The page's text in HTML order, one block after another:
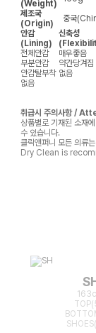
(Weight)
제조국
(Origin)
중국
안감
(Lining)
신축성
전체안감
매우좋음
부분안감
약간당겨짐
안감탈부착 없음
없음
취급시 주의사항 /
상품별로 기재된 소재
수 있습니다.
클릭앤퍼니 모든 의류
Dry Clean is